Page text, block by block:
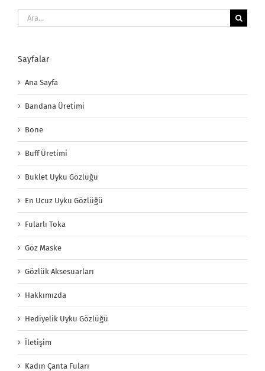
Ara:
Sayfalar
Ana Sayfa
Bandana Üretimi
Bone
Buff Üretimi
Buklet Uyku Gözlüğü
En Ucuz Uyku Gözlüğü
Fularlı Toka
Göz Maske
Gözlük Aksesuarları
Hakkımızda
Hediyelik Uyku Gözlüğü
İletişim
Kadın Çanta Fuları